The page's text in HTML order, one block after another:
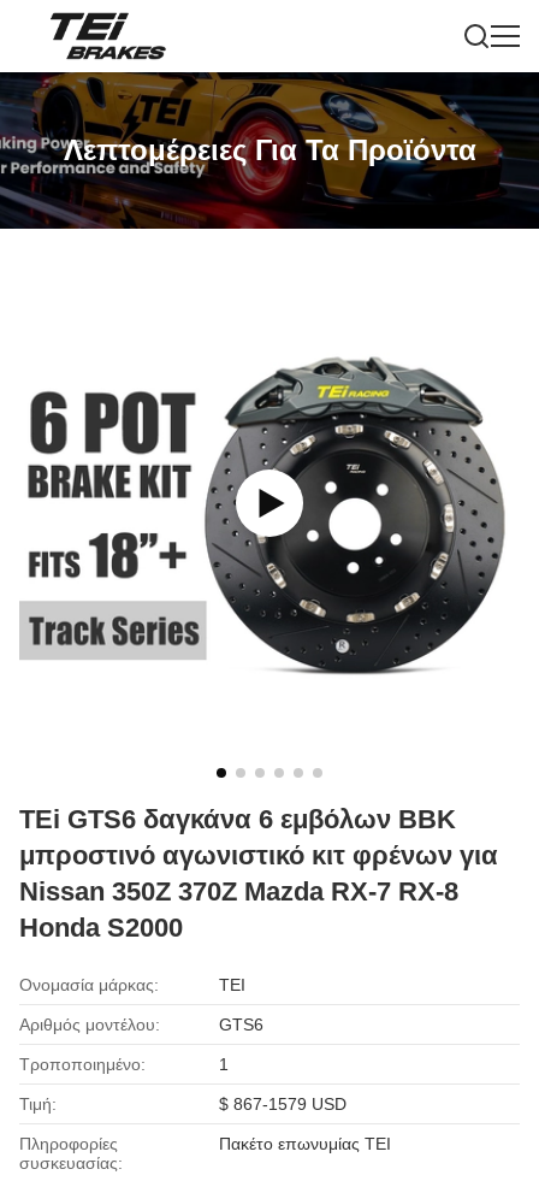
Λεπτομέρειες Για Τα Προϊόντα
TEi GTS6 δαγκάνα 6 εμβόλων BBK
μπροστινό αγωνιστικό κιτ φρένων για
Nissan 350Z 370Z Mazda RX-7 RX-8
Honda S2000
Ονομασία μάρκας: TEI
Αριθμός μοντέλου: GTS6
Τροποποιημένο: 1
Τιμή: $ 867-1579 USD
Πληροφορίες
συσκευασίας:
Πακέτο επωνυμίας ΤΕΙ